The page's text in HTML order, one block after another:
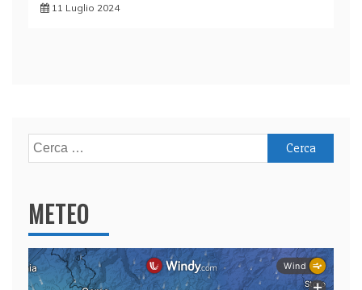
11 Luglio 2024
Ricerca
per:
METEO